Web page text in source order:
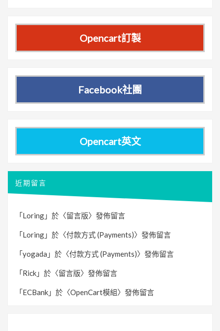
Opencart訂製
Facebook社團
Opencart英文
近期留言
「 Loring 」於〈留言版〉發佈留言
「 Loring 」於〈付款方式 (Payments)〉發佈留言
「 yogada 」於〈付款方式 (Payments)〉發佈留言
「 Rick 」於〈留言版〉發佈留言
「 ECBank 」於〈OpenCart模組〉發佈留言